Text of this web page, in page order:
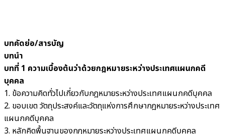
บทคัดย่อ/สารบัญ
บทนำ
บทที่ 1 ความเบื้องต้นว่าด้วยกฎหมายระหว่างประเทศแผนกคดี
บุคคล
1. ข้อความคิดทั่วไปเกี่ยวกับกฎหมายระหว่างประเทศแผนกคดีบุคคล
2. ขอบเขต วัตถุประสงค์และวัตถุแห่งการศึกษากฎหมายระหว่างประเทศ
แผนกคดีบุคคล
3. หลักคิดพื้นฐานของกฎหมายระหว่างประเทศแผนกคดีบุคคล